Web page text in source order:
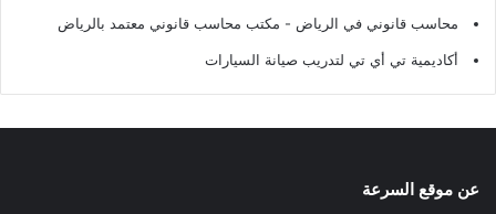
محاسب قانوني في الرياض - مكتب محاسب قانوني معتمد بالرياض
أكاديمية تي أي تي لتدريب صيانة السيارات
عن موقع السرعة